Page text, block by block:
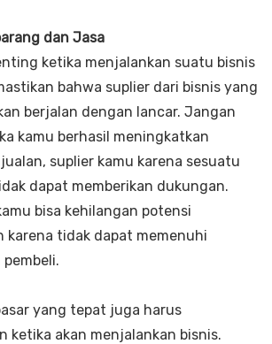
dan Jasa
ketika menjalankan suatu bisnis
bahwa suplier dari bisnis yang
berjalan dengan lancar. Jangan
kamu berhasil meningkatkan
suplier kamu karena sesuatu
dapat memberikan dukungan.
bisa kehilangan potensi
karena tidak dapat memenuhi
yang tepat juga harus
ketika akan menjalankan bisnis.